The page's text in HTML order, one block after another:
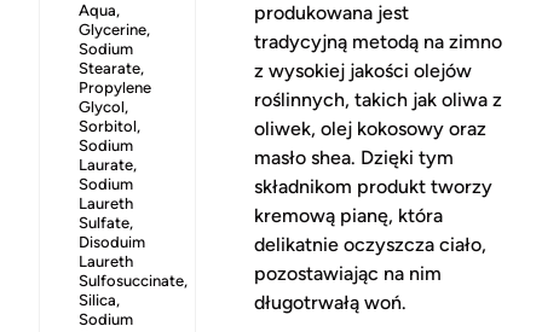
Aqua,
Glycerine,
Sodium
Stearate,
Propylene
Glycol,
Sorbitol,
Sodium
Laurate,
Sodium
Laureth
Sulfate,
Disoduim
Laureth
Sulfosuccinate,
Silica,
Sodium
produkowana jest
tradycyjną metodą na zimno
z wysokiej jakości olejów
roślinnych, takich jak oliwa z
oliwek, olej kokosowy oraz
masło shea. Dzięki tym
składnikom produkt tworzy
kremową pianę, która
delikatnie oczyszcza ciało,
pozostawiając na nim
długotrwałą woń.